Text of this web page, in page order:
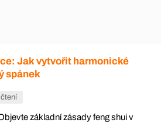
Jak vytvořit harmonické
spánek
základní zásady feng shui v